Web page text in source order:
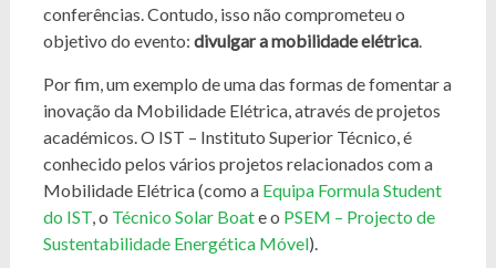
conferências. Contudo, isso não comprometeu o
objetivo do evento: divulgar a mobilidade elétrica.
Por fim, um exemplo de uma das formas de fomentar a
inovação da Mobilidade Elétrica, através de projetos
académicos. O IST – Instituto Superior Técnico, é
conhecido pelos vários projetos relacionados com a
Mobilidade Elétrica (como a Equipa Formula Student
do IST, o Técnico Solar Boate o PSEM – Projecto de
Sustentabilidade Energética Móvel).